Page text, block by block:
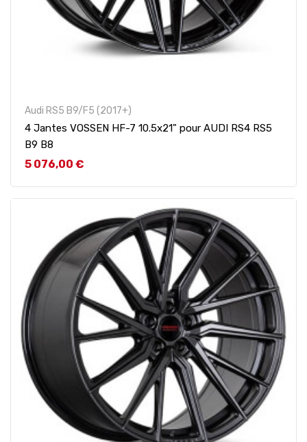
Audi RS5 B9/F5 (2017+)
4 Jantes VOSSEN HF-7 10.5x21" pour AUDI RS4 RS5
B9 B8
Prix
5 076,00 €